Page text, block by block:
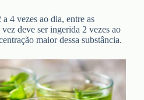
4 vezes ao dia, entre as
deve ser ingerida 2 vezes ao
maior dessa substância.